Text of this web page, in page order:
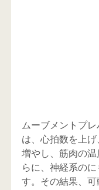
ムーブメントプ
は、心拍数を上
増やし、筋肉の
らに、神経系のに
す。その結果、